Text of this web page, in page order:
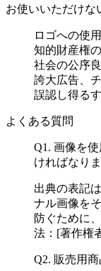
お使いいただけな
ロゴへの使
知的財産権
社会の公序
誇大広告、
誤認し得る
よくある質問
Q1. 画像を
ければなり
出典の表記
ナル画像を
防ぐために
法：[著作権
Q2. 販売用